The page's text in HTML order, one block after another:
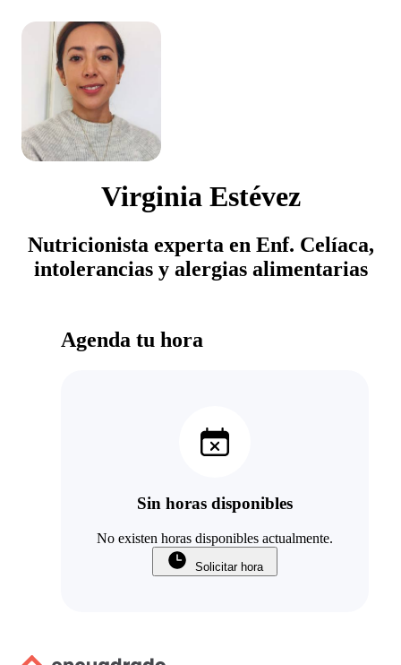
Virginia Estévez
Nutricionista experta en Enf. Celíaca,
intolerancias y alergias alimentarias
Agenda tu hora
Sin horas disponibles
No existen horas disponibles actualmente.
Solicitar hora